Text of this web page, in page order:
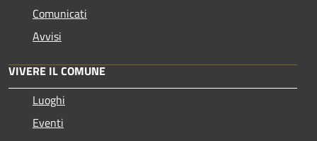
Comunicati
Avvisi
VIVERE IL COMUNE
Luoghi
Eventi